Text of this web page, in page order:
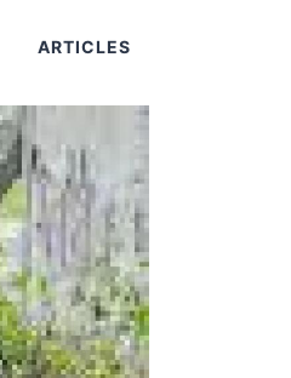
ARTICLES